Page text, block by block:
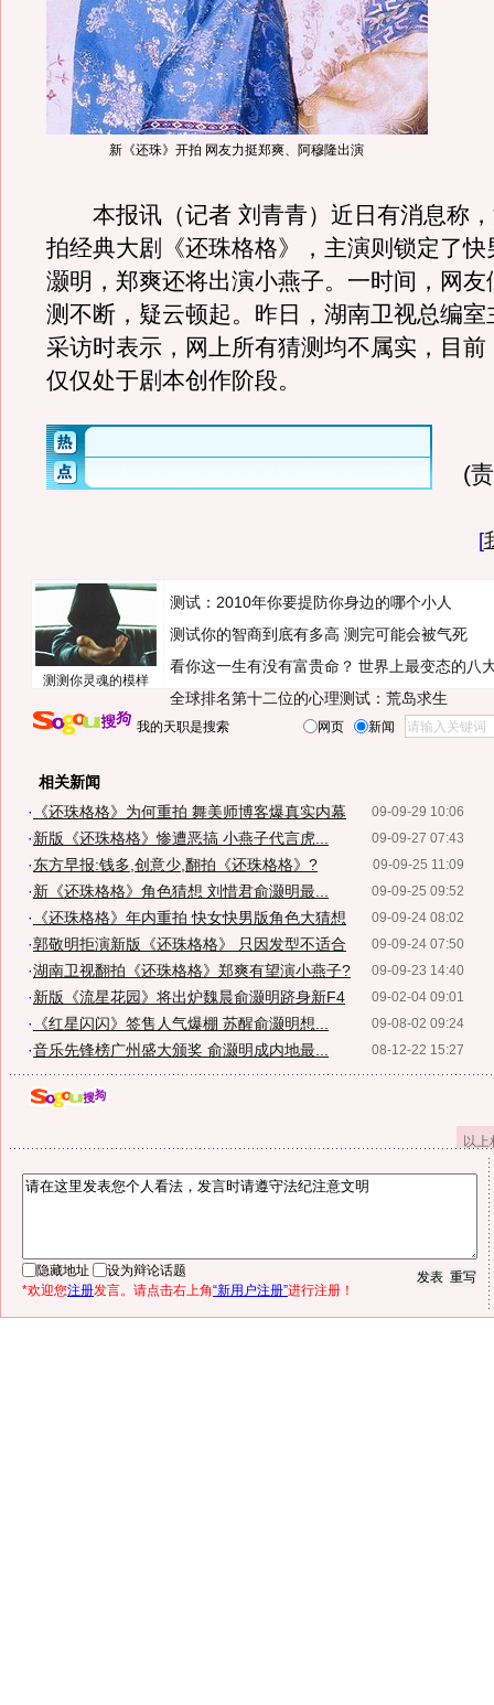
新《还珠》开拍 网友力挺郑爽、阿穆隆出演
本报讯（记者 刘青青）近日有消息称，
拍经典大剧《还珠格格》，主演则锁定了快
灏明，郑爽还将出演小燕子。一时间，网友
测不断，疑云顿起。昨日，湖南卫视总编室
采访时表示，网上所有猜测均不属实，目前
仅仅处于剧本创作阶段。
(
[
测测你灵魂的模样
测试：2010年你要提防你身边的哪个小人
测试你的智商到底有多高 测完可能会被气死
看你这一生有没有富贵命？ 世界上最变态的八
全球排名第十二位的心理测试：荒岛求生
我的天职是搜索 网页 新闻
相关新闻
09-09-29 10:06
· 《还珠格格》为何重拍 舞美师博客爆真实内幕
09-09-27 07:43
·新版《还珠格格》惨遭恶搞 小燕子代言虎...
09-09-25 11:09
·东方早报:钱多,创意少,翻拍《还珠格格》?
09-09-25 09:52
·新《还珠格格》角色猜想 刘惜君俞灏明最...
09-09-24 08:02
· 《还珠格格》年内重拍 快女快男版角色大猜想
09-09-24 07:50
·郭敬明拒演新版《还珠格格》 只因发型不适合
09-09-23 14:40
·湖南卫视翻拍《还珠格格》郑爽有望演小燕子?
09-02-04 09:01
·新版《流星花园》将出炉魏晨俞灏明跻身新F4
09-08-02 09:24
· 《红星闪闪》签售人气爆棚 苏醒俞灏明想...
08-12-22 15:27
·音乐先锋榜广州盛大颁奖 俞灏明成内地最...
以
隐藏地址
设为辩论话题
*欢迎您注册发言。请点击右上角“新用户注册”进行注册！